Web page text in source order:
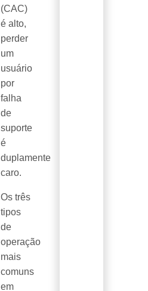
(CAC)
é alto,
perder
um
usuário
por
falha
de
suporte
é
duplamente
caro.
Os três
tipos
de
operação
mais
comuns
em